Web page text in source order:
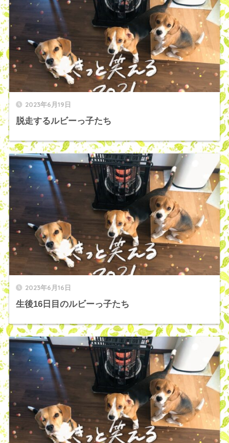
2023年6月19日
脱走するルビーっ子たち
2023年6月16日
生後16日目のルビーっ子たち